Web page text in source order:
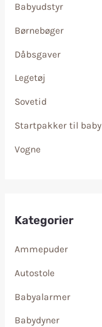
Babyudstyr
Børnebøger
Dåbsgaver
Legetøj
Sovetid
Startpakker til baby
Vogne
Kategorier
Ammepuder
Autostole
Babyalarmer
Babydyner